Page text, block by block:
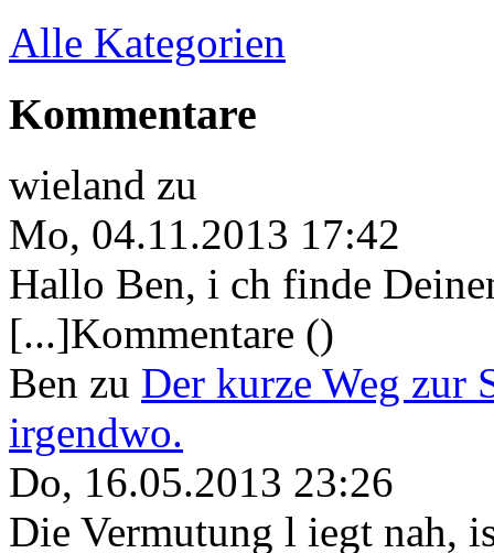
Alle Kategorien
Kommentare
wieland zu
Mo, 04.11.2013 17:42
Hallo Ben, i ch finde
[...]Kommentare ()
Ben zu Der kurze Weg zur
irgendwo.
Do, 16.05.2013 23:26
Die Vermutung l iegt nah,